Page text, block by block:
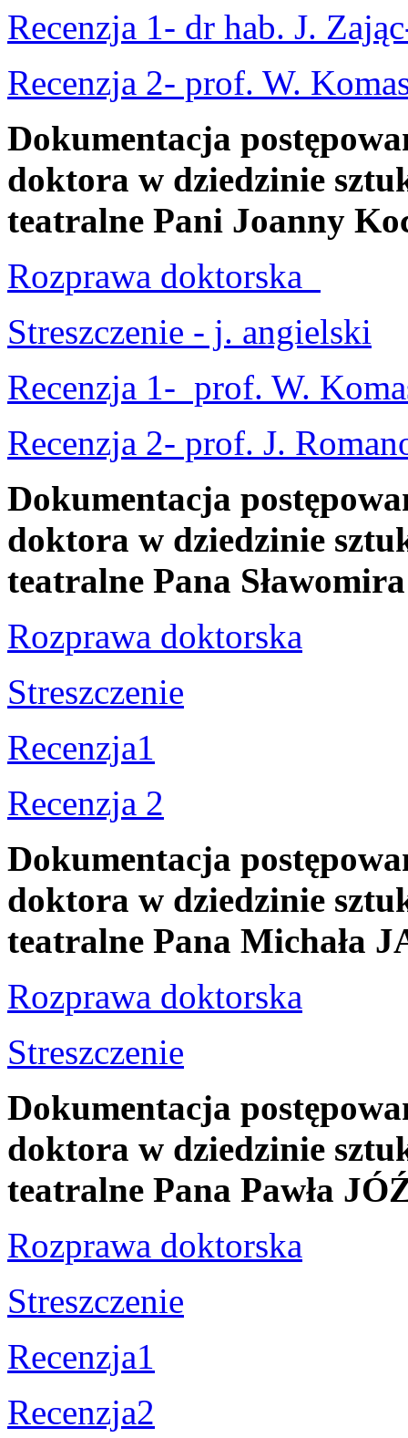
Recenzja 1- dr hab. J.
Recenzja 2- prof. W.
Dokumentacja
doktora w dziedzinie
teatralne Pani Joanny
Rozprawa doktorska
Streszczenie - j. angielski
Recenzja 1- prof. W.
Recenzja 2- prof. J.
Dokumentacja
doktora w dziedzinie
teatralne Pana
Rozprawa doktorska
Streszczenie
Recenzja1
Recenzja 2
Dokumentacja
doktora w dziedzinie
teatralne Pana Michała
Rozprawa doktorska
Streszczenie
Dokumentacja
doktora w dziedzinie
teatralne Pana Pawła
Rozprawa doktorska
Streszczenie
Recenzja1
Recenzja2